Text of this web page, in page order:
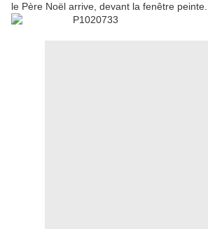
le Père Noël arrive, devant la fenêtre peinte...